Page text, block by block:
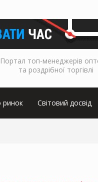
Портал топ-менеджерів
та роздрібної торгівлі
ринок Світовий досвід